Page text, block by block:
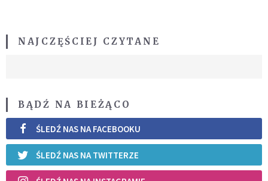
NAJCZĘŚCIEJ CZYTANE
BĄDŹ NA BIEŻĄCO
ŚLEDŹ NAS NA FACEBOOKU
ŚLEDŹ NAS NA TWITTERZE